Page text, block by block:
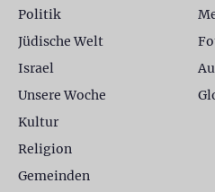
Politik
Jüdische Welt
Israel
Unsere Woche
Kultur
Religion
Gemeinden